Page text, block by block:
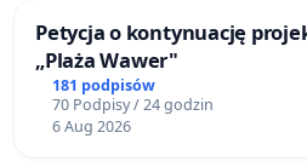
Petycja o kontynuację
„Plaża Wawer"
181 podpisów
70 Podpisy / 24 godzin
6 Aug 2026